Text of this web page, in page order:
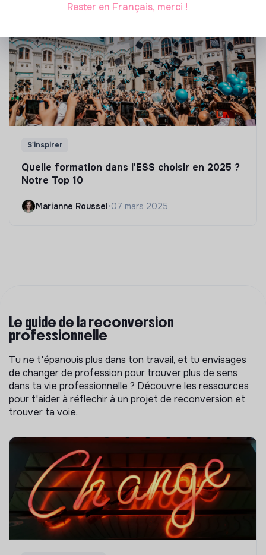
S'inspirer
Quelle formation dans l'ESS choisir en 2025 ?
Notre Top 10
Marianne Roussel•07 mars 2025
Le guide de la reconversion
professionnelle
Tu ne t'épanouis plus dans ton travail, et tu envisages
de changer de profession pour trouver plus de sens
dans ta vie professionnelle ? Découvre les ressources
pour t'aider à réflechir à un projet de reconversion et
trouver ta voie.
Rester en Français, merci !